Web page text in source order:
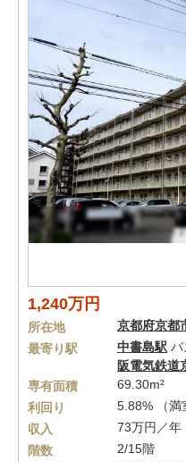
1,240万円
所在地 京都府京都
最寄り駅
中書島駅 バ
阪電気鉄道
専有面積
69.30m²
利回り
5.88% （満
収入
73万円／年
階数
2/15階